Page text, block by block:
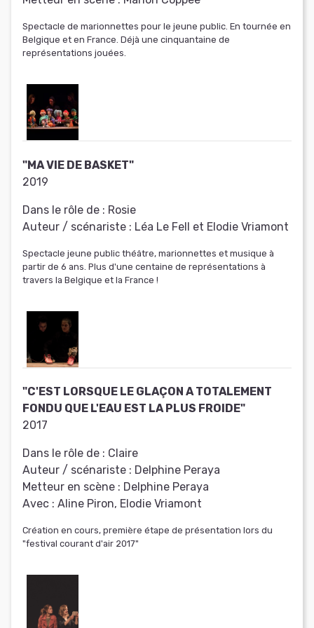
Spectacle de marionnettes pour le jeune public. En tournée en
Belgique et en France. Déjà une cinquantaine de
représentations jouées.
"MA VIE DE BASKET"
2019
Dans le rôle de : Rosie
Auteur / scénariste : Léa Le Fell et Elodie Vriamont
Spectacle jeune public théâtre, marionnettes et musique à
partir de 6 ans. Plus d'une centaine de représentations à
travers la Belgique et la France !
"C'EST LORSQUE LE GLAÇON A TOTALEMENT
FONDU QUE L'EAU EST LA PLUS FROIDE"
2017
Dans le rôle de : Claire
Auteur / scénariste : Delphine Peraya
Metteur en scène : Delphine Peraya
Avec : Aline Piron, Elodie Vriamont
Création en cours, première étape de présentation lors du
"festival courant d'air 2017"